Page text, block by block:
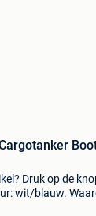
Druk op de
wit/blauw.